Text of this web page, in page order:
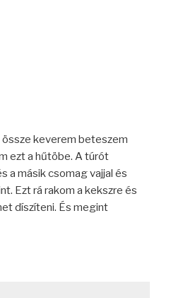
keverem beteszem
ezt a hűtöbe. A túrót
a másik csomag vajjal és
Ezt rá rakom a kekszre és
díszíteni. És megint